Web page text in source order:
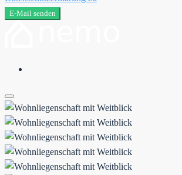
E-Mail senden